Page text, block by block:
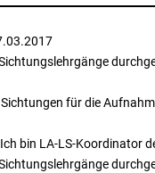
für die
bin LA-LS-Koordinator